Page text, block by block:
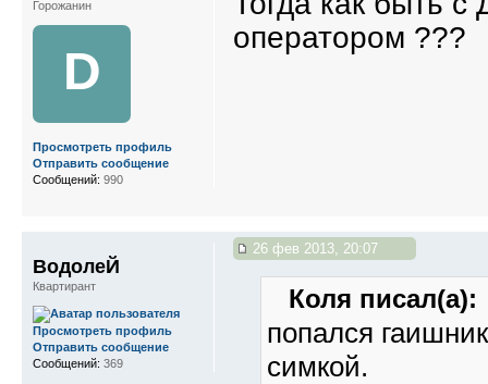
оператором ???
Горожанин
D
Просмотреть профиль
Отправить сообщение
Сообщений: 990
26 фев 2013, 20:07
Коля писал(а):
попался
симкой.
ВодолеЙ
Квартирант
Просмотреть профиль
Отправить сообщение
Сообщений: 369